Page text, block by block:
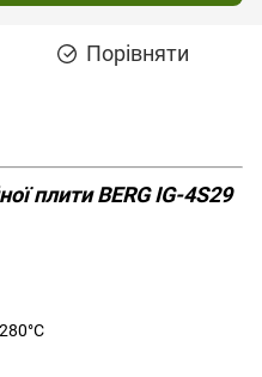
Порівняти
плити BERG IG-4S29